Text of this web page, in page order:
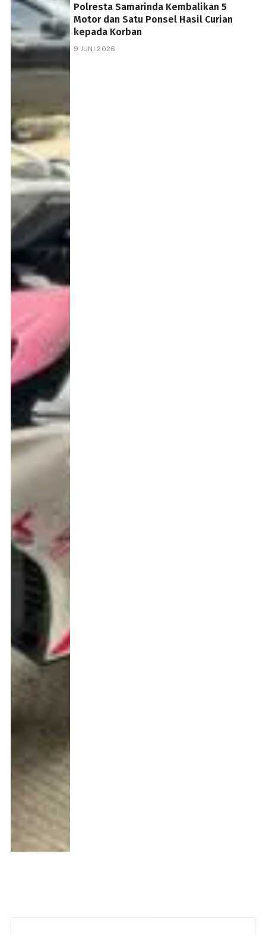
Polresta Samarinda Kembalikan 5
Motor dan Satu Ponsel Hasil Curian
kepada Korban
9 JUNI 2026